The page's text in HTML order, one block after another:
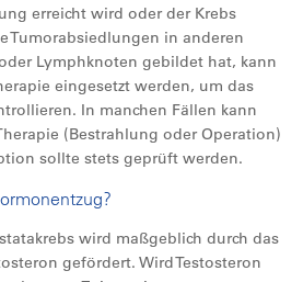
erreicht wird oder der Krebs
Tumorabsiedlungen in anderen
Lymphknoten gebildet hat, kann
eingesetzt werden, um das
In manchen Fällen kann
(Bestrahlung oder Operation)
sollte stets geprüft werden.
wird maßgeblich durch das
gefördert. Wird Testosteron